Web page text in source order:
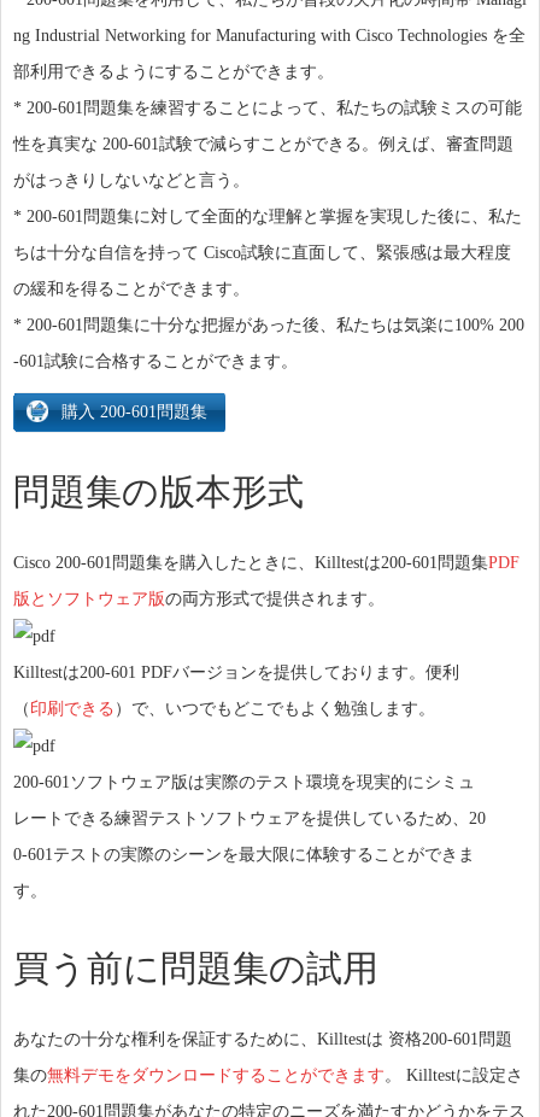
ng Industrial Networking for Manufacturing with Cisco Technologies を全
部利用できるようにすることができます。
* 200-601問題集を練習することによって、私たちの試験ミスの可能
性を真実な 200-601試験で減らすことができる。例えば、審査問題
がはっきりしないなどと言う。
* 200-601問題集に対して全面的な理解と掌握を実現した後に、私た
ちは十分な自信を持って Cisco試験に直面して、緊張感は最大程度
の緩和を得ることができます。
* 200-601問題集に十分な把握があった後、私たちは気楽に100% 200
-601試験に合格することができます。
問題集の版本形式
Cisco 200-601問題集を購入したときに、Killtestは200-601問題集PDF
版とソフトウェア版の両方形式で提供されます。
Killtestは200-601 PDFバージョンを提供しております。便利
（ 印刷できる ）で、いつでもどこでもよく勉強します。
200-601ソフトウェア版は実際のテスト環境を現実的にシミュ
レートできる練習テストソフトウェアを提供しているため、20
0-601テストの実際のシーンを最大限に体験することができま
す。
買う前に問題集の試用
あなたの十分な権利を保証するために、Killtestは 资格200-601問題
集の無料デモをダウンロードすることができます 。 Killtestに設定さ
れた200-601問題集があなたの特定のニーズを満たすかどうかをテス